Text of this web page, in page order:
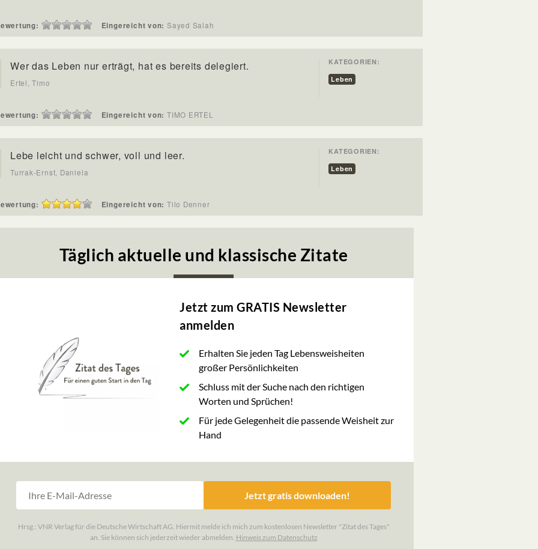
Eingereicht von: Sayed Salah
Wer das Leben nur erträgt, hat es bereits delegiert.
Ertel, Timo
KATEGORIEN:
Leben
Eingereicht von: TIMO ERTEL
​Lebe leicht und schwer, voll und leer.
Turrak-Ernst, Daniela
KATEGORIEN:
Leben
Eingereicht von: Tilo Denner